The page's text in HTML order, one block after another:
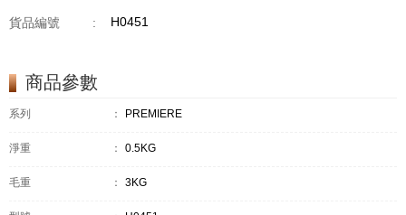
貨品編號 : H0451
商品參數
系列 ： PREMIERE
淨重 ： 0.5KG
毛重 ： 3KG